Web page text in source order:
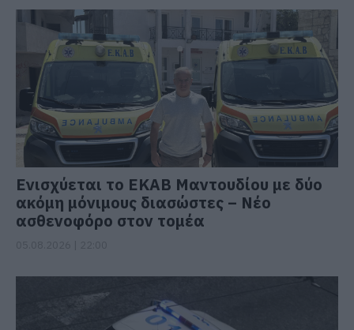
Ενισχύεται το ΕΚΑΒ Μαντουδίου με δύο
ακόμη μόνιμους διασώστες – Νέο
ασθενοφόρο στον τομέα